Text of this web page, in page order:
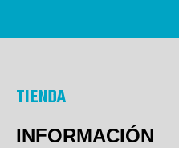
TIENDA
INFORMACIÓN